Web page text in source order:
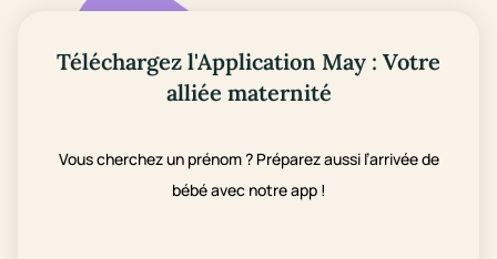
Téléchargez l'Application May : Votre
alliée maternité
Vous cherchez un prénom ? Préparez aussi l’arrivée de
bébé avec notre app !